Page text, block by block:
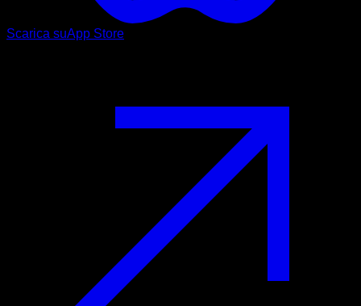
Scarica suApp Store